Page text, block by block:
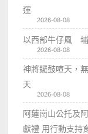
運
2026-08-08
以西部牛仔風
2026-08-08
神將鑼鼓喧天，
天
2026-08-08
阿蓮崗山公托及
獻禮 用行動支持